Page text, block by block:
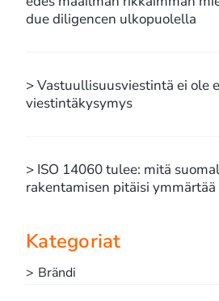
due diligencen ulkopuolella
> Vastuullisuusviestintä ei ole
viestintäkysymys
> ISO 14060 tulee: mitä
rakentamisen pitäisi
Kategoriat
> Brändi